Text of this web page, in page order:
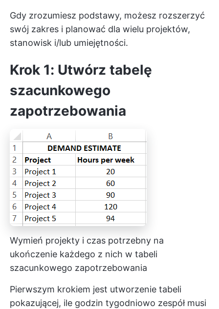
Gdy zrozumiesz podstawy, możesz rozszerzyć
swój zakres i planować dla wielu projektów,
stanowisk i/lub umiejętności.
Krok 1: Utwórz tabelę
szacunkowego
zapotrzebowania
Wymień projekty i czas potrzebny na
ukończenie każdego z nich w tabeli
szacunkowego zapotrzebowania
Pierwszym krokiem jest utworzenie tabeli
pokazującej, ile godzin tygodniowo zespół musi